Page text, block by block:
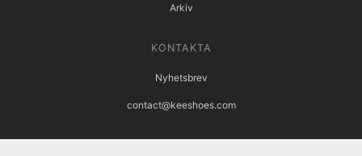
Arkiv
KONTAKTA
Nyhetsbrev
contact@keeshoes.com